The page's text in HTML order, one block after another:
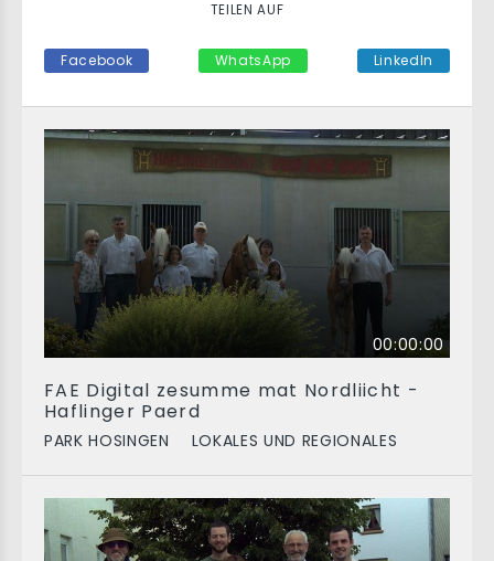
00:00:00
FAE Digital zesumme mat Nordliicht -
Haflinger Paerd
PARK HOSINGEN LOKALES UND REGIONALES
TEILEN AUF
Facebook WhatsApp LinkedIn